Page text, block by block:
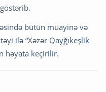
bütün müayinə və
ilə “Xəzər Qayğıkeşlik
həyata keçirilir.